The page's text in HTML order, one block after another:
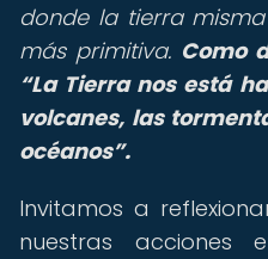
donde la tierra
más primitiva. Como
La Tierra nos está
volcanes, las
océanos .
Invitamos a
nuestras acciones